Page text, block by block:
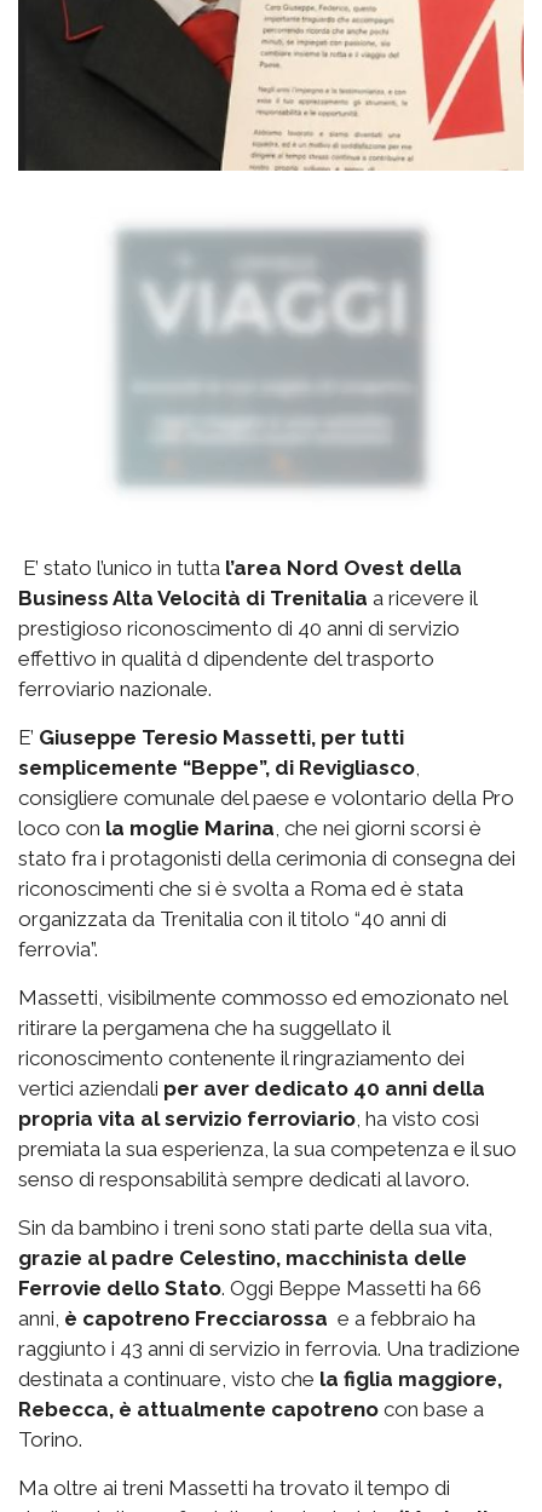
E’ stato l’unico in tutta l’area Nord Ovest della
Business Alta Velocità di Trenitalia a ricevere il
prestigioso riconoscimento di 40 anni di servizio
effettivo in qualità d dipendente del trasporto
ferroviario nazionale.
E’ Giuseppe Teresio Massetti, per tutti
semplicemente “Beppe”, di Revigliasco
consigliere comunale del paese e volontario della Pro
loco con la moglie Marina , che nei giorni scorsi è
stato fra i protagonisti della cerimonia di consegna dei
riconoscimenti che si è svolta a Roma ed è stata
organizzata da Trenitalia con il titolo “40 anni di
ferrovia”.
Massetti, visibilmente commosso ed emozionato nel
ritirare la pergamena che ha suggellato il
riconoscimento contenente il ringraziamento dei
vertici aziendali per aver dedicato 40 anni della
propria vita al servizio ferroviario , ha visto così
premiata la sua esperienza, la sua competenza e il suo
senso di responsabilità sempre dedicati al lavoro.
Sin da bambino i treni sono stati parte della sua vita,
grazie al padre Celestino, macchinista delle
Ferrovie dello Stato. Oggi Beppe Massetti ha 66
anni, è capotreno Frecciarossa e a febbraio ha
raggiunto i 43 anni di servizio in ferrovia. Una tradizione
destinata a continuare, visto che la figlia maggiore,
Rebecca, è attualmente capotreno con base a
Torino.
Ma oltre ai treni Massetti ha trovato il tempo di